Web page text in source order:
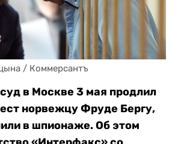
/ Коммерсантъ
в Москве 3 мая продлил
норвежцу Фруде Бергу,
в шпионаже. Об этом